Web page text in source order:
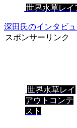
世界水草レイ
深田氏のインタビ
スポンサーリンク
世界水草レイ
アウトコンテ
スト